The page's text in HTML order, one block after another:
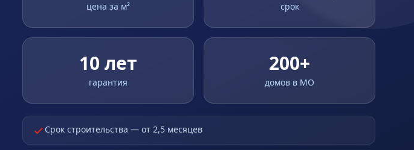
цена за м² срок
10 лет
гарантия
200+
домов в МО
Срок строительства — от 2,5 месяцев